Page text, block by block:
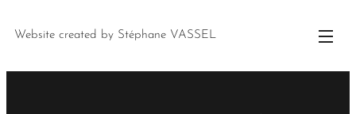
Website created by Stéphane VASSEL